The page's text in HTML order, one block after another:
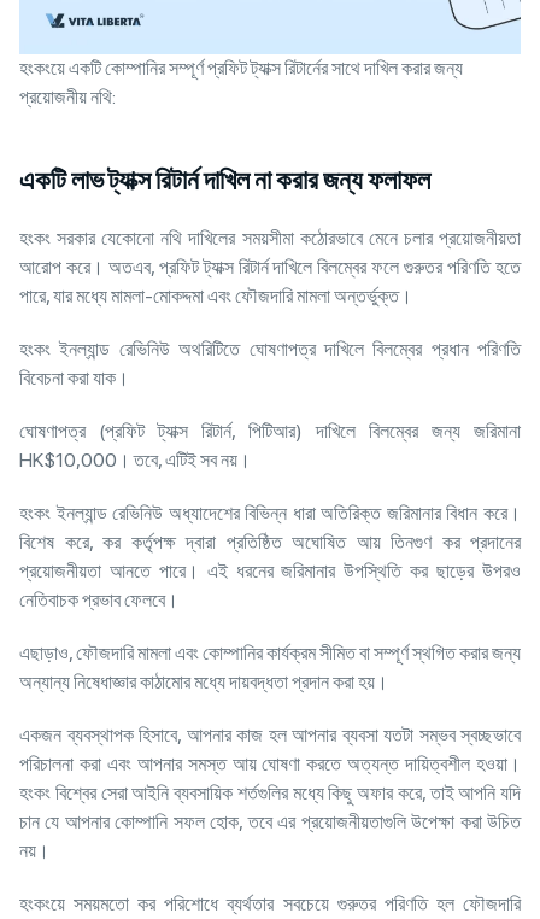
হংকংয়ে একটি কোম্পানির সম্পূর্ণ প্রফিট ট্যাক্স রিটার্নের সাথে দাখিল করার জন্য
প্রয়োজনীয় নথি:
একটি লাভ ট্যাক্স রিটার্ন দাখিল না করার জন্য ফলাফল
হংকং সরকার যেকোনো নথি দাখিলের সময়সীমা কঠোরভাবে মেনে চলার প্রয়োজনীয়তা
আরোপ করে। অতএব, প্রফিট ট্যাক্স রিটার্ন দাখিলে বিলম্বের ফলে গুরুতর পরিণতি হতে
পারে, যার মধ্যে মামলা-মোকদ্দমা এবং ফৌজদারি মামলা অন্তর্ভুক্ত।
হংকং ইনল্যান্ড রেভিনিউ অথরিটিতে ঘোষণাপত্র দাখিলে বিলম্বের প্রধান পরিণতি
বিবেচনা করা যাক।
ঘোষণাপত্র (প্রফিট ট্যাক্স রিটার্ন, পিটিআর) দাখিলে বিলম্বের জন্য জরিমানা
HK$10,000। তবে, এটিই সব নয়।
হংকং ইনল্যান্ড রেভিনিউ অধ্যাদেশের বিভিন্ন ধারা অতিরিক্ত জরিমানার বিধান করে।
বিশেষ করে, কর কর্তৃপক্ষ দ্বারা প্রতিষ্ঠিত অঘোষিত আয় তিনগুণ কর প্রদানের
প্রয়োজনীয়তা আনতে পারে। এই ধরনের জরিমানার উপস্থিতি কর ছাড়ের উপরও
নেতিবাচক প্রভাব ফেলবে।
এছাড়াও, ফৌজদারি মামলা এবং কোম্পানির কার্যক্রম সীমিত বা সম্পূর্ণ স্থগিত করার জন্য
অন্যান্য নিষেধাজ্ঞার কাঠামোর মধ্যে দায়বদ্ধতা প্রদান করা হয়।
একজন ব্যবস্থাপক হিসাবে, আপনার কাজ হল আপনার ব্যবসা যতটা সম্ভব স্বচ্ছভাবে
পরিচালনা করা এবং আপনার সমস্ত আয় ঘোষণা করতে অত্যন্ত দায়িত্বশীল হওয়া।
হংকং বিশ্বের সেরা আইনি ব্যবসায়িক শর্তগুলির মধ্যে কিছু অফার করে, তাই আপনি যদি
চান যে আপনার কোম্পানি সফল হোক, তবে এর প্রয়োজনীয়তাগুলি উপেক্ষা করা উচিত
নয়।
হংকংয়ে সময়মতো কর পরিশোধে ব্যর্থতার সবচেয়ে গুরুতর পরিণতি হল ফৌজদারি